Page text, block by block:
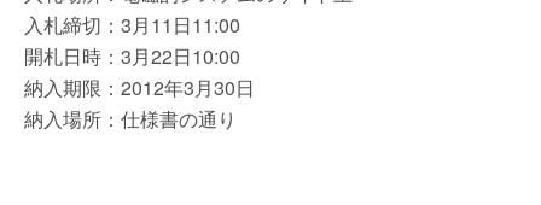
入札締切：3月11日11:00
開札日時：3月22日10:00
納入期限：2012年3月30日
納入場所：仕様書の通り